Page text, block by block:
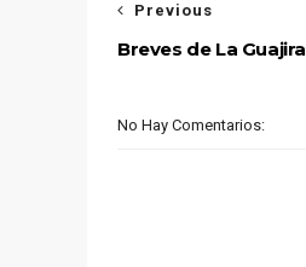
Previous
Breves de La Guajira
No Hay Comentarios: